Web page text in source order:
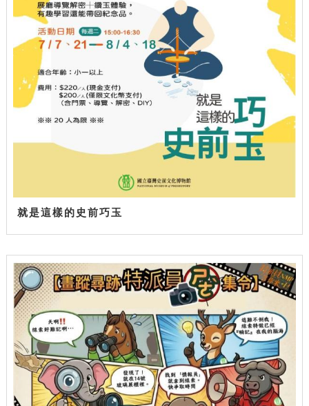
就是這樣的史前巧玉